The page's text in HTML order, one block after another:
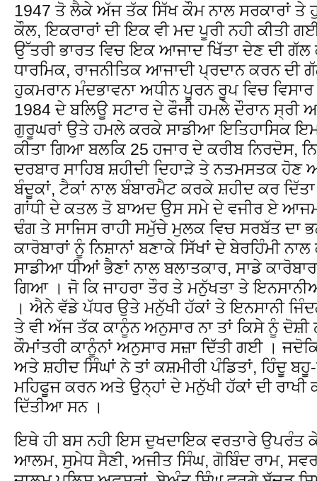
1947 ਤੋ ਲੈਕੇ ਅੱਜ ਤੱਕ ਸਿੱਖ ਕੌਮ ਨਾਲ ਸਰਕਾਰਾਂ ਤੇ
ਕੌਲ, ਇਕਰਾਰਾਂ ਦੀ ਇਕ ਵੀ ਮਦ ਪੂਰੀ ਨਹੀ ਕੀਤੀ
ਉੱਤਰੀ ਭਾਰਤ ਵਿਚ ਇਕ ਆਜਾਦ ਖਿੱਤਾ ਦੇਣ ਦੀ
ਧਾਰਮਿਕ, ਰਾਜਨੀਤਿਕ ਆਜਾਦੀ ਪ੍ਰਦਾਨ ਕਰਨ ਦੀ
ਹੁਕਮਰਾਨ ਮੰਦਭਾਵਨਾ ਅਧੀਨ ਪੂਰਨ ਰੂਪ ਵਿਚ
1984 ਦੇ ਬਲਿਊ ਸਟਾਰ ਦੇ ਫੌਜੀ ਹਮਲੇ ਦੌਰਾਨ ਸ੍ਰੀ
ਗੁਰੂਘਰਾਂ ਉਤੇ ਹਮਲੇ ਕਰਕੇ ਸਾਡੀਆ ਇਤਿਹਾਸਿਕ
ਕੀਤਾ ਗਿਆ ਬਲਕਿ 25 ਹਜਾਰ ਦੇ ਕਰੀਬ ਨਿਰਦੋਸ,
ਦਰਬਾਰ ਸਾਹਿਬ ਸ਼ਹੀਦੀ ਦਿਹਾੜੇ ਤੇ ਨਤਮਸਤਕ
ਬੰਦੂਕਾਂ, ਟੈਕਾਂ ਨਾਲ ਬੰਬਾਰਮੈਟ ਕਰਕੇ ਸ਼ਹੀਦ ਕਰ
ਗਾਂਧੀ ਦੇ ਕਤਲ ਤੋ ਬਾਅਦ ਉਸ ਸਮੇ ਦੇ ਵਜੀਰ ਏ
ਢੰਗ ਤੇ ਸਾਜਿਸ ਰਾਹੀ ਸਮੁੱਚੇ ਮੁਲਕ ਵਿਚ ਸਰਬੱਤ ਦਾ
ਕਾਰੋਬਾਰਾਂ ਨੂੰ ਨਿਸ਼ਾਨਾਂ ਬਣਾਕੇ ਸਿੱਖਾਂ ਦੇ ਬੇਰਹਿੰਮੀ
ਸਾਡੀਆ ਧੀਆਂ ਭੈਣਾਂ ਨਾਲ ਬਲਾਤਕਾਰ, ਸਾਡੇ
ਗਿਆ । ਜੋ ਕਿ ਜਾਹਰਾ ਤੌਰ ਤੇ ਮਨੁੱਖਤਾ ਤੇ
। ਐਨੇ ਵੱਡੇ ਪੱਧਰ ਉਤੇ ਮਨੁੱਖੀ ਹੱਕਾਂ ਤੇ ਇਨਸਾਨੀ
ਤੇ ਵੀ ਅੱਜ ਤੱਕ ਕਾਨੂੰਨ ਅਨੁਸਾਰ ਨਾ ਤਾਂ ਕਿਸੇ ਨੂੰ
ਕੌਮਾਂਤਰੀ ਕਾਨੂੰਨਾਂ ਅਨੁਸਾਰ ਸਜ਼ਾ ਦਿੱਤੀ ਗਈ ।
ਅਤੇ ਸ਼ਹੀਦ ਸਿੰਘਾਂ ਨੇ ਤਾਂ ਕਸ਼ਮੀਰੀ ਪੰਡਿਤਾਂ, ਹਿੰਦੂ
ਮਹਿਫੂਜ ਕਰਨ ਅਤੇ ਉਨ੍ਹਾਂ ਦੇ ਮਨੁੱਖੀ ਹੱਕਾਂ ਦੀ
ਦਿੱਤੀਆ ਸਨ ।
ਇਥੇ ਹੀ ਬਸ ਨਹੀ ਇਸ ਦੁਖਦਾਇਕ ਵਰਤਾਰੇ ਉਪਰੰਤ
ਆਲਮ, ਸੁਮੇਧ ਸੈਣੀ, ਅਜੀਤ ਸਿੰਘ, ਗੋਬਿੰਦ ਰਾਮ,